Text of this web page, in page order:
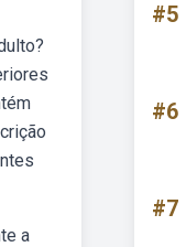
a
#5
#6
#7